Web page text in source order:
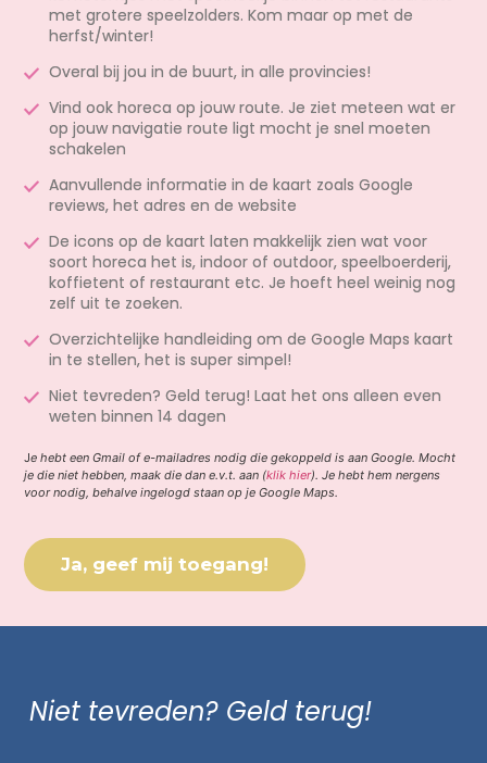
met grotere speelzolders. Kom maar op met de
herfst/winter!
Overal bij jou in de buurt, in alle provincies!
Vind ook horeca op jouw route. Je ziet meteen wat er
op jouw navigatie route ligt mocht je snel moeten
schakelen
Aanvullende informatie in de kaart zoals Google
reviews, het adres en de website
De icons op de kaart laten makkelijk zien wat voor
soort horeca het is, indoor of outdoor, speelboerderij,
koffietent of restaurant etc. Je hoeft heel weinig nog
zelf uit te zoeken.
Overzichtelijke handleiding om de Google Maps kaart
in te stellen, het is super simpel!
Niet tevreden? Geld terug! Laat het ons alleen even
weten binnen 14 dagen
Je hebt een Gmail of e-mailadres nodig die gekoppeld is aan Google. Mocht
je die niet hebben, maak die dan e.v.t. aan (klik hier). Je hebt hem nergens
voor nodig, behalve ingelogd staan op je Google Maps.
Ja, geef mij toegang!
Niet tevreden? Geld terug!